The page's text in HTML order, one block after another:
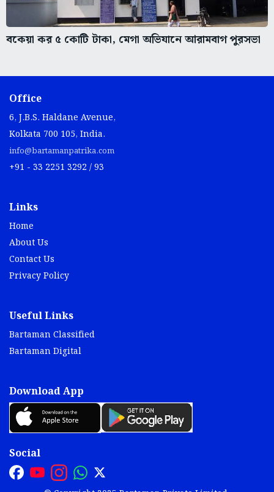
বকেয়া কর ৫ কোটি টাকা, মেগা অভিযানে আরামবাগ পুরসভা
Office
6, J.B.S. Haldane Avenue,
Kolkata 700 105, India.
info@bartamanpatrika.com
+91 - 33 2251 3292 / 93
Links
Home
About Us
Contact Us
Privacy Policy
Useful Links
Bartaman Classified
Bartaman Digital
Download App
Social